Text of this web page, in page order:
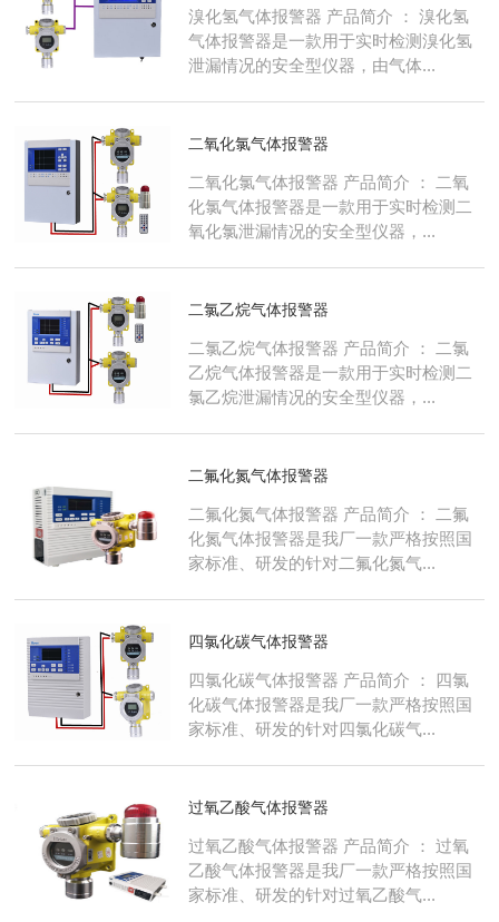
溴化氢气体报警器 产品简介 ： 溴化氢
气体报警器是一款用于实时检测溴化氢
泄漏情况的安全型仪器，由气体...
二氧化氯气体报警器
二氧化氯气体报警器 产品简介 ： 二氧
化氯气体报警器是一款用于实时检测二
氧化氯泄漏情况的安全型仪器，...
二氯乙烷气体报警器
二氯乙烷气体报警器 产品简介 ： 二氯
乙烷气体报警器是一款用于实时检测二
氯乙烷泄漏情况的安全型仪器，...
二氟化氮气体报警器
二氟化氮气体报警器 产品简介 ： 二氟
化氮气体报警器是我厂一款严格按照国
家标准、研发的针对二氟化氮气...
四氯化碳气体报警器
四氯化碳气体报警器 产品简介 ： 四氯
化碳气体报警器是我厂一款严格按照国
家标准、研发的针对四氯化碳气...
过氧乙酸气体报警器
过氧乙酸气体报警器 产品简介 ： 过氧
乙酸气体报警器是我厂一款严格按照国
家标准、研发的针对过氧乙酸气...